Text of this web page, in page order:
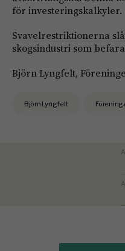
för investeringskalkyler.
Svavelrestriktionerna
skogsindustri som
Björn Lyngfelt,
Björn Lyngfelt